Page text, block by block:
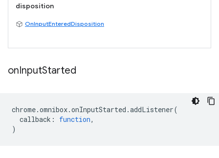
disposition
OnInputEnteredDisposition
onInputStarted
chrome.omnibox.onInputStarted .addListener(
callback : function,
)